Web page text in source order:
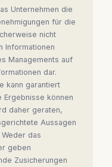
Unternehmen die
für die
nicht
Informationen
Managements auf
dar.
kann garantiert
Ergebnisse können
daher geraten,
Aussagen
das
geben
Zusicherungen